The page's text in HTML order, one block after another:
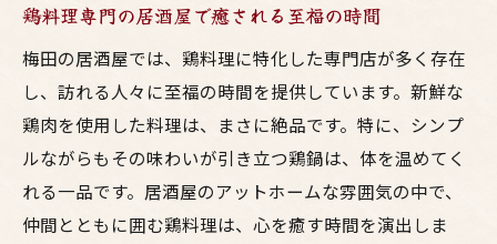
鶏料理専門の居酒屋で癒される至福の時間
梅田の居酒屋では、鶏料理に特化した専門店が多く存在
し、訪れる人々に至福の時間を提供しています。新鮮な
鶏肉を使用した料理は、まさに絶品です。特に、シンプ
ルながらもその味わいが引き立つ鶏鍋は、体を温めてく
れる一品です。居酒屋のアットホームな雰囲気の中で、
仲間とともに囲む鶏料理は、心を癒す時間を演出しま